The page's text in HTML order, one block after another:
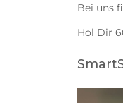
Bei uns
Hol Dir